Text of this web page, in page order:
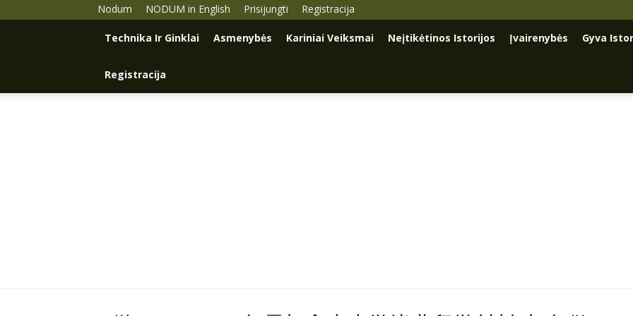
Nodum NODUM in English Prisijungti Registracija
Technika Ir Ginklai Asmenybės Kariniai Veiksmai Neįtikėtinos Istorijos Įvairenybės Gyva
Registracija